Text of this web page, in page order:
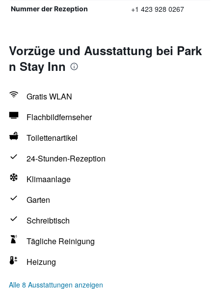
Nummer der Rezeption +1 423 928 0267
Vorzüge und Ausstattung bei Park
n Stay Inn
Gratis WLAN
Flachbildfernseher
Toilettenartikel
24-Stunden-Rezeption
Klimaanlage
Garten
Schreibtisch
Tägliche Reinigung
Heizung
Alle 8 Ausstattungen anzeigen